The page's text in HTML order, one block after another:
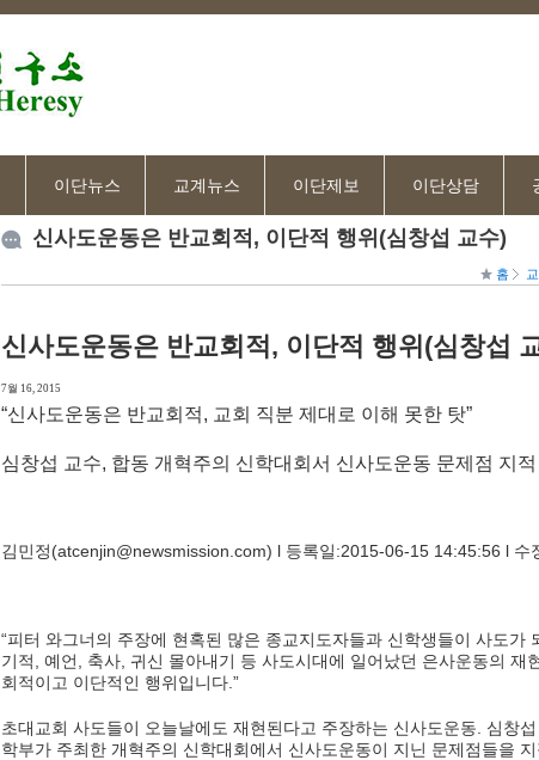
이단뉴스 교계뉴스 이단제보 이단상담
신사도운동은 반교회적, 이단적 행위(심창섭 교수)
홈
신사도운동은 반교회적, 이단적 행위(심창섭
7월 16, 2015
“신사도운동은 반교회적, 교회 직분 제대로 이해 못한 탓”
심창섭 교수, 합동 개혁주의 신학대회서 신사도운동 문제점 지적
김민정(atcenjin@newsmission.com) l 등록일:2015-06-15 14:45:56 l 수
“피터 와그너의 주장에 현혹된 많은 종교지도자들과 신학생들이 사도가
기적, 예언, 축사, 귀신 몰아내기 등 사도시대에 일어났던 은사운동의 재
회적이고 이단적인 행위입니다.”
초대교회 사도들이 오늘날에도 재현된다고 주장하는 신사도운동. 심창
학부가 주최한 개혁주의 신학대회에서 신사도운동이 지닌 문제점들을 지